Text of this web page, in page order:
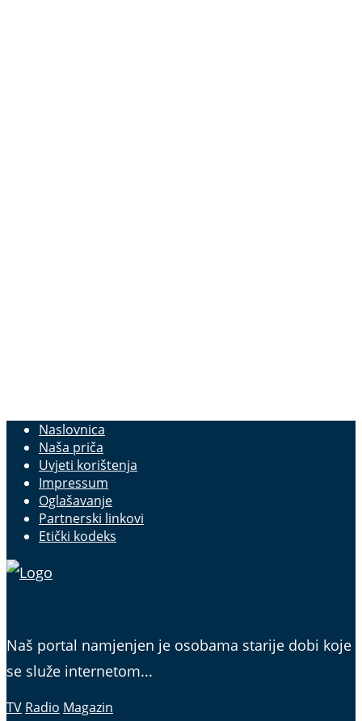
Naslovnica
Naša priča
Uvjeti korištenja
Impressum
Oglašavanje
Partnerski linkovi
Etički kodeks
Naš portal namjenjen je osobama starije dobi koje
se služe internetom...
TV Radio Magazin